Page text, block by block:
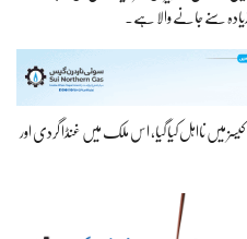
سنے جانے والا ہے۔
کیسز میں نااہل کیا گیا، اس ملک میں غنڈا گردی اور